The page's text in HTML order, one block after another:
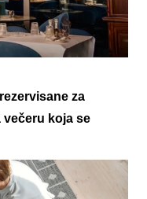
za
koja se